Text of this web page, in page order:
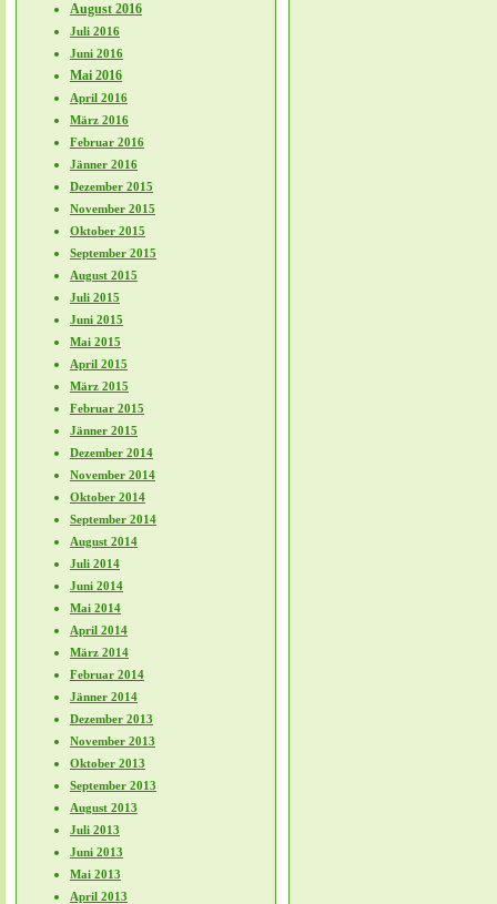
August 2016
Juli 2016
Juni 2016
Mai 2016
April 2016
März 2016
Februar 2016
Jänner 2016
Dezember 2015
November 2015
Oktober 2015
September 2015
August 2015
Juli 2015
Juni 2015
Mai 2015
April 2015
März 2015
Februar 2015
Jänner 2015
Dezember 2014
November 2014
Oktober 2014
September 2014
August 2014
Juli 2014
Juni 2014
Mai 2014
April 2014
März 2014
Februar 2014
Jänner 2014
Dezember 2013
November 2013
Oktober 2013
September 2013
August 2013
Juli 2013
Juni 2013
Mai 2013
April 2013